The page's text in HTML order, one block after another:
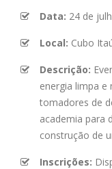
Data: 24 de
Local: Cubo
Descrição:
energia limpa e
tomadores de
academia para
construção de
Inscrições: